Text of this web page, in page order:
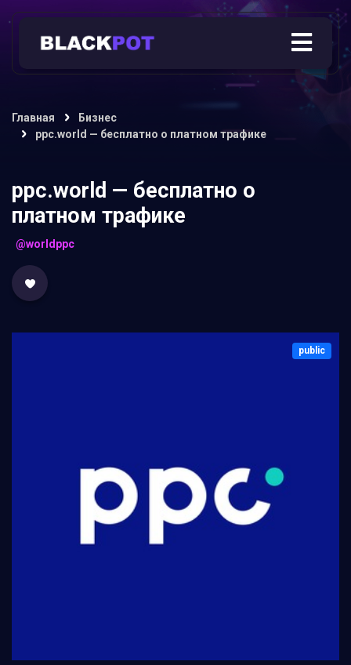
Главная
Бизнес
ppc.world — бесплатно о платном трафике
ppc.world — бесплатно о
платном трафике
@worldppc
public